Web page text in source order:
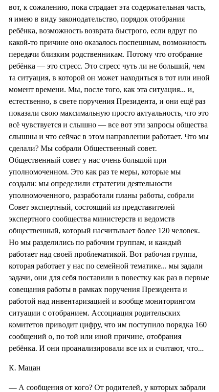
вот, к сожалению, пока страдает эта содержательная часть,
я имею в виду законодательство, порядок отобрания
ребёнка, возможность возврата быстрого, если вдруг по
какой-то причине оно оказалось поспешным, возможность
передачи близким родственникам. Потому что отобрание
ребёнка — это стресс. Это стресс чуть ли не больший, чем
та ситуация, в которой он может находиться в тот или иной
момент времени. Мы, после того, как эта ситуация... и,
естественно, в свете поручения Президента, и они ещё раз
показали свою максимальную просто актуальность, что это
всё чувствуется и слышно — все вот эти запросы общества
слышны и что сейчас в этом направлении работает. Что мы
сделали? Мы собрали Общественный совет.
Общественный совет у нас очень большой при
уполномоченном. Это как раз те меры, которые мы
создали: мы определили стратегии деятельности
уполномоченного, разработали планы работы, собрали
Совет экспертный, состоящий из представителей
экспертного сообщества министерств и ведомств
общественный, который насчитывает более 120 человек.
Но мы разделились по рабочим группам, и каждый
работает над своей проблематикой. Вот рабочая группа,
которая работает у нас по семейной тематике... мы задали
задачи, они для себя поставили в повестку как раз в первые
совещания работы в рамках поручения Президента и
работой над инвентаризацией и вообще мониторингом
ситуации с отобранием. Ассоциация родительских
комитетов приводит цифру, что им поступило порядка 160
сообщений о, по той или иной причине, отобрания
ребёнка. И они проанализировали все их и считают, что...
К. Мацан
— А сообщения от кого? От родителей, у которых забрали